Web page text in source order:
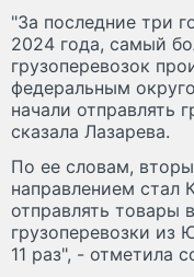
"За последние три
2024 года, самый
грузоперевозок
федеральным
начали отправлять
сказала Лазарева.
По ее словам,
направлением стал
отправлять товары
грузоперевозки
11 раз", - отметила